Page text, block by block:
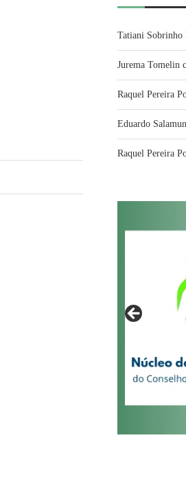
Tatiani Sobrinho
Jurema Tomelin
Raquel Pereira
Eduardo
Raquel Pereira